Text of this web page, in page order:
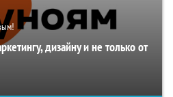
дизайну и не только от